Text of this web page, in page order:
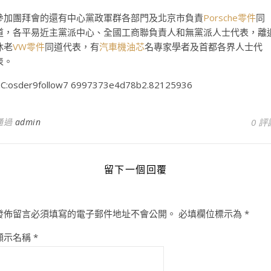
加團拜會的還有中心黨政軍群各部門及北京市負責Porsche零件同
，各平易近主黨派中心、全國工商聯負責人和無黨派人士代表，離
老VW零件同道代表，有汽車機油芯名專家學者及首都各界人士代
。
6997373e4d78b2.82125936
過 admin 0 評
留下一個回覆
佈留言必須填寫的電子郵件地址不會公開。 必填欄位標示為 *
示名稱 *